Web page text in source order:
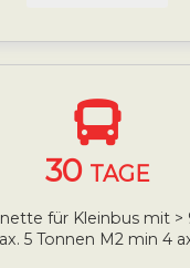
30 TAGE
für Kleinbus mit >
5 Tonnen M2 min 4